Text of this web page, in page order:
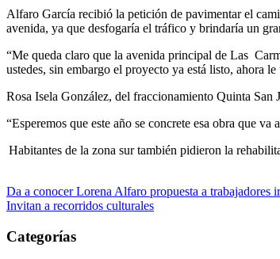
Alfaro García recibió la petición de pavimentar el
avenida, ya que desfogaría el tráfico y brindaría un
“Me queda claro que la avenida principal de Las
ustedes, sin embargo el proyecto ya está listo, ahora
Rosa Isela González, del fraccionamiento Quinta
“Esperemos que este año se concrete esa obra que
Habitantes de la zona sur también pidieron la
Navegación
de
entradas
Da a conocer Lorena Alfaro propuesta a trabajadores
Invitan a recorridos culturales
Categorías